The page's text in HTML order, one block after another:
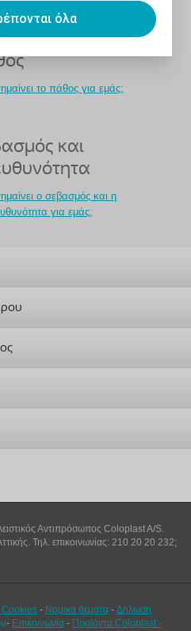
όλα
το πάθος για εμάς;
και
ο σεβασμός και η
για εμάς;
Αντιπρόσωπος Coloplast A/S.
Τηλ. επικοινωνίας: 210 20 20 232;
Cookies - Νομικά θέματα - Δήλωση
- Επικοινωνία - Προϊόντα Coloplast -